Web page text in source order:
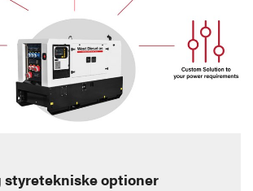
styretekniske optioner